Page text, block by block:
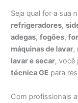
Seja qual for a sua
refrigeradores,
adegas,fogões,
máquinas de lavar,
lavar e secar, você
técnica GE para
Com profissionais